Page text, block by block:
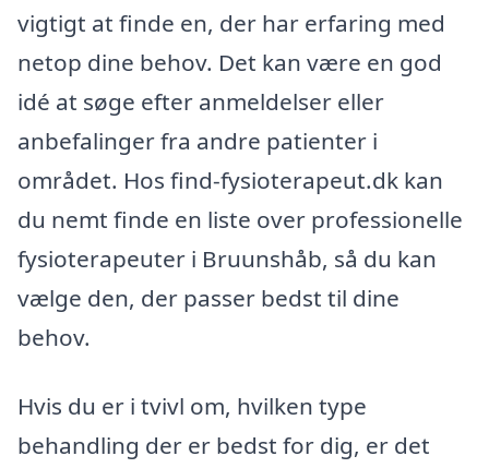
vigtigt at finde en, der har erfaring med
netop dine behov. Det kan være en god
idé at søge efter anmeldelser eller
anbefalinger fra andre patienter i
området. Hos find-fysioterapeut.dk kan
du nemt finde en liste over professionelle
fysioterapeuter i Bruunshåb, så du kan
vælge den, der passer bedst til dine
behov.
Hvis du er i tvivl om, hvilken type
behandling der er bedst for dig, er det